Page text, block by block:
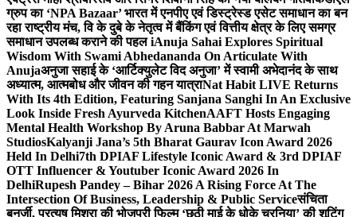
ग्रुप का ‘NPA Bazaar’ भारत में एनपीए एवं डिस्ट्रेस्ड एसेट समाधान का बन
रहा राष्ट्रीय मंच, वि के दुबे के नेतृत्व में बैंकिंग एवं वित्तीय क्षेत्र के लिए समग्र
समाधान उपलब्ध कराने की पहल iAnuja Sahai Explores Spiritual
Wisdom With Swami Abhedananda On Articulate With
Anujaअनुजा सहाई के ‘आर्टिक्युलेट विद अनुजा’ में स्वामी अभेदानंद के साथ
अध्यात्म, आत्मबोध और जीवन की गहन यात्राNat Habit LIVE Returns
With Its 4th Edition, Featuring Sanjana Sanghi In An Exclusive
Look Inside Fresh Ayurveda KitchenAAFT Hosts Engaging
Mental Health Workshop By Aruna Babbar At Marwah
StudiosKalyanji Jana’s 5th Bharat Gaurav Icon Award 2026
Held In Delhi7th DPIAF Lifestyle Iconic Award & 3rd DPIAF
OTT Influencer & Youtuber Iconic Award 2026 In
DelhiRupesh Pandey – Bihar 2026 A Rising Force At The
Intersection Of Business, Leadership & Public Serviceसंचिता
बनर्जी, प्रत्युष मिश्रा की भोजपुरी फिल्म ‘छठी माई के धोके चरनिया’ की शूटिंग